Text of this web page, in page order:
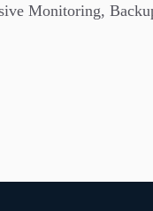
Monitoring,